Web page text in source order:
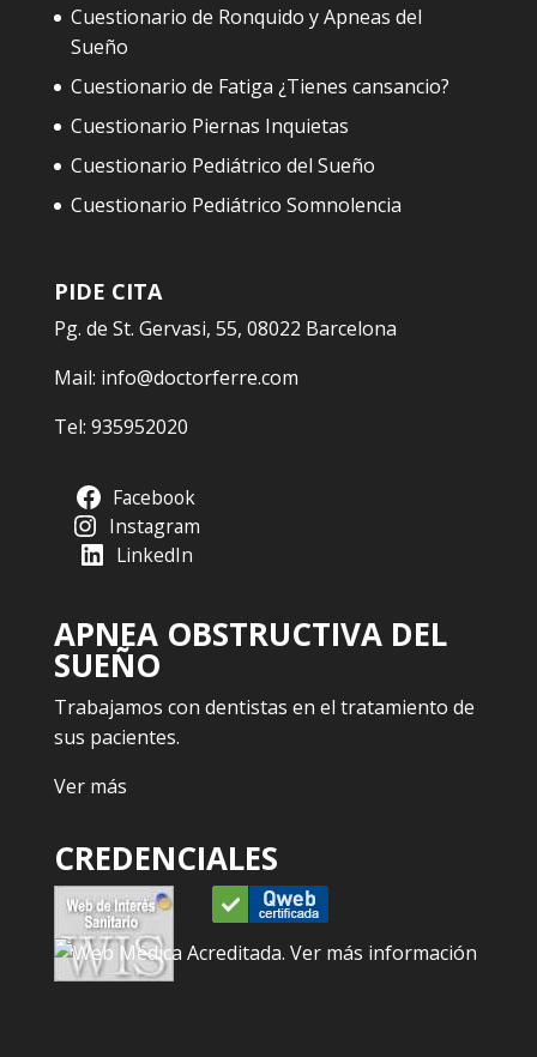
Cuestionario de Ronquido y Apneas del
Sueño
Cuestionario de Fatiga ¿Tienes cansancio?
Cuestionario Piernas Inquietas
Cuestionario Pediátrico del Sueño
Cuestionario Pediátrico Somnolencia
PIDE CITA
Pg. de St. Gervasi, 55, 08022 Barcelona
Mail: info@doctorferre.com
Tel: 935952020
Facebook
Instagram
LinkedIn
APNEA OBSTRUCTIVA DEL
SUEÑO
Trabajamos con dentistas en el tratamiento de
sus pacientes.
Ver más
CREDENCIALES